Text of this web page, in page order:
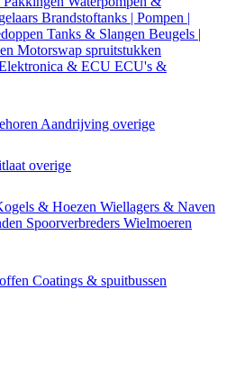
Brandstoftanks | Pompen |
Tanks & Slangen Beugels |
Motorswap spruitstukken
& ECU ECU's &
Aandrijving overige
overige
& Hoezen Wiellagers & Naven
Spoorverbreders Wielmoeren
Coatings & spuitbussen